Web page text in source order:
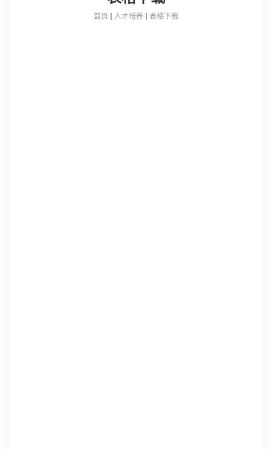
首页 人才培养 表格下载